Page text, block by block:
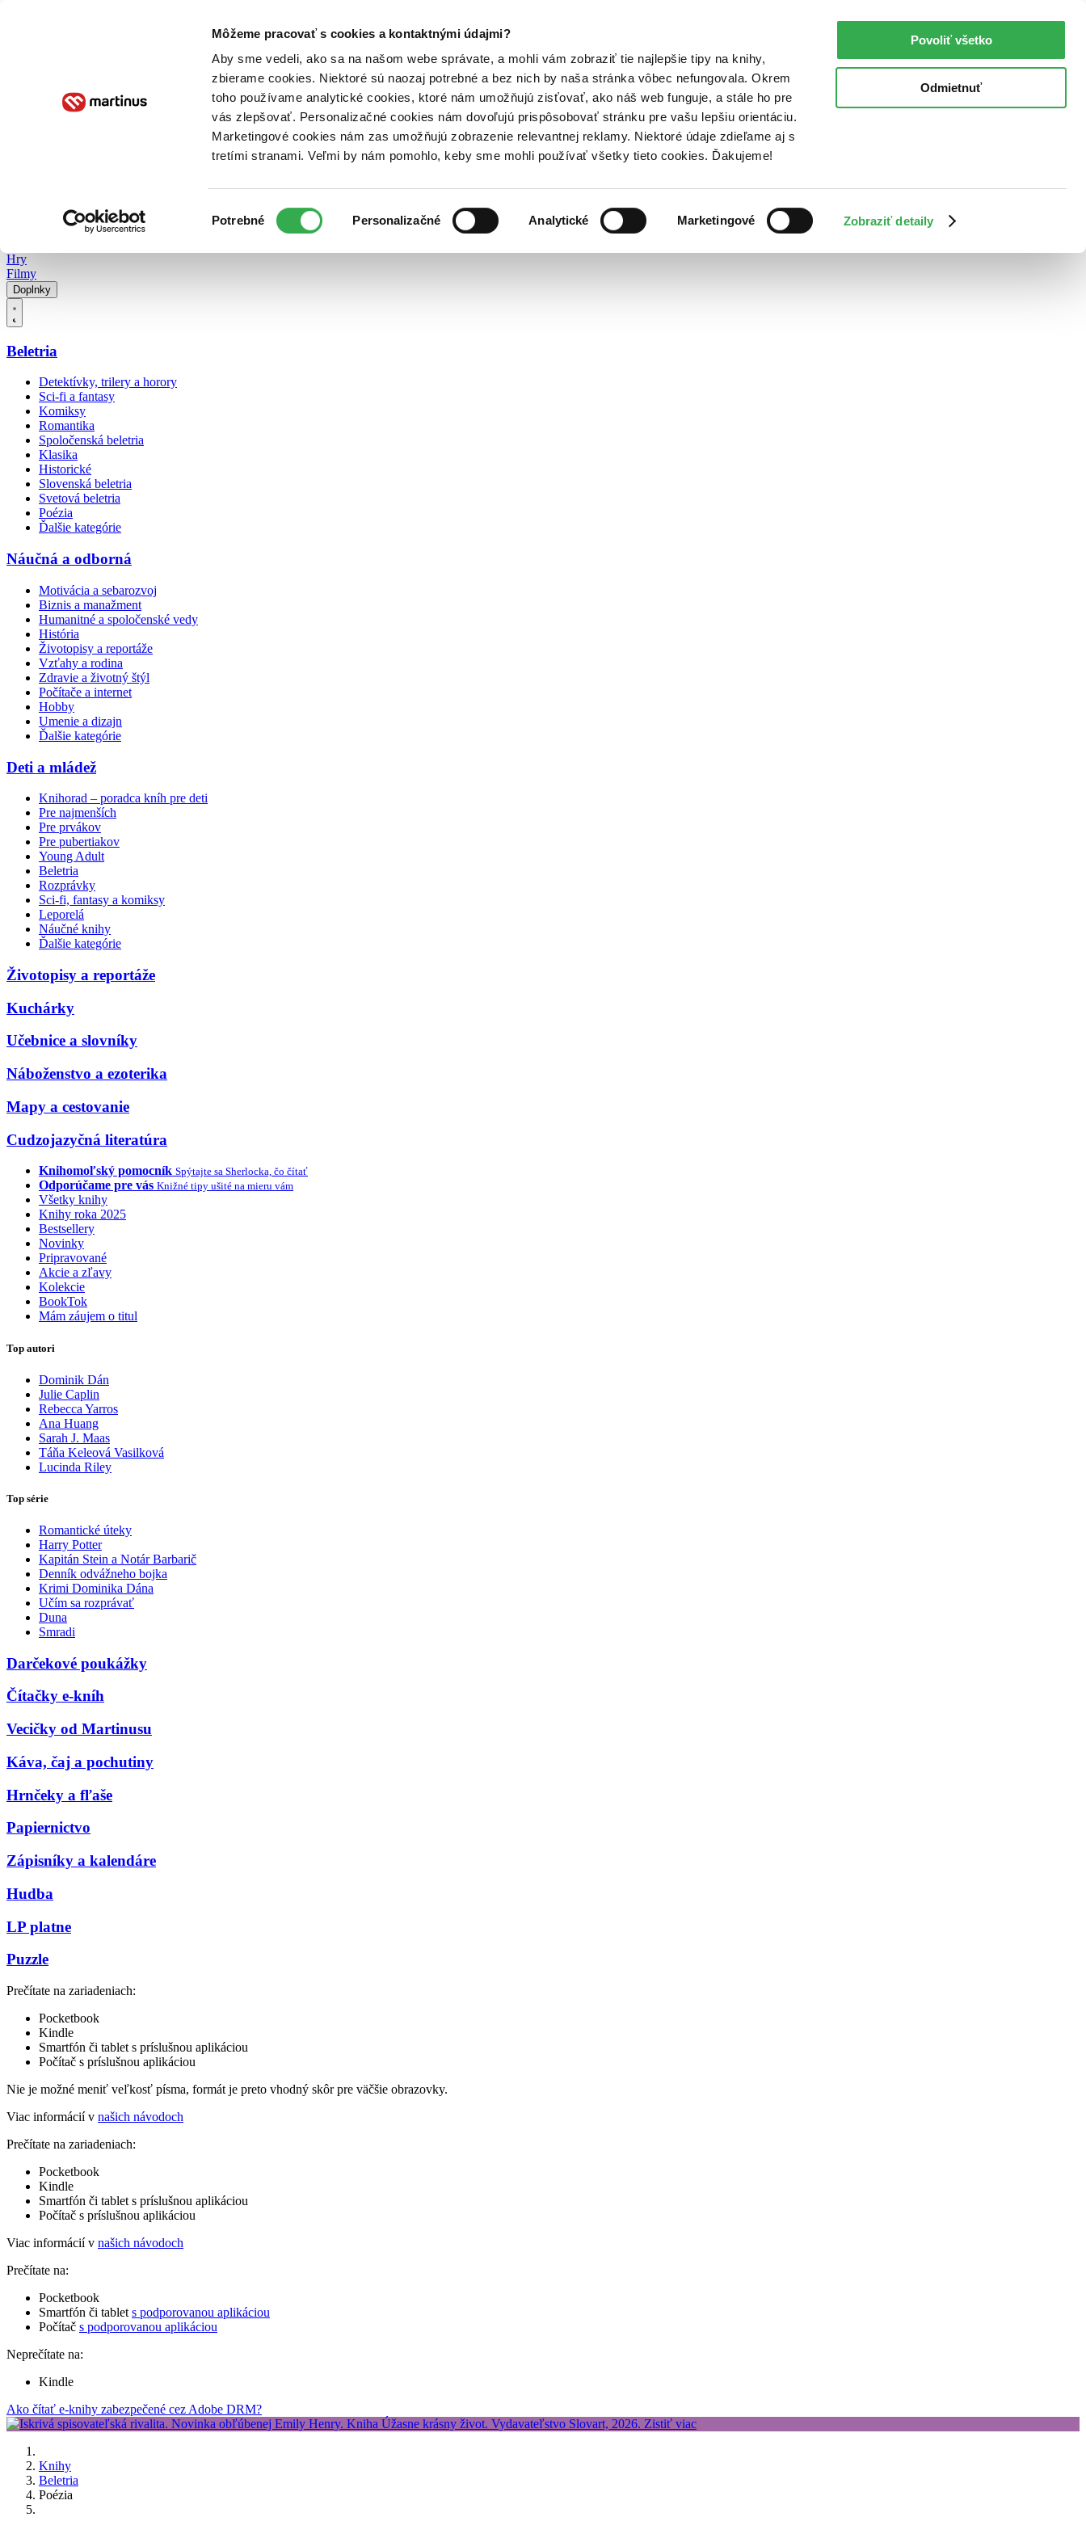
Môžeme pracovať s cookies a kontaktnými údajmi?
Aby sme vedeli, ako sa na našom webe správate, a mohli vám zobraziť tie najlepšie tipy na knihy,
zbierame cookies. Niektoré sú naozaj potrebné a bez nich by naša stránka vôbec nefungovala. Okrem
toho používame analytické cookies, ktoré nám umožňujú zisťovať, ako náš web funguje, a stále ho pre
vás zlepšovať. Personalizačné cookies nám dovoľujú prispôsobovať stránku pre vašu lepšiu orientáciu.
Marketingové cookies nám zas umožňujú zobrazenie relevantnej reklamy. Niektoré údaje zdieľame aj s
tretími stranami. Veľmi by nám pomohlo, keby sme mohli používať všetky tieto cookies. Ďakujeme!
súhlasu
Potrebné Personalizačné Analytické Marketingové Zobraziť detaily
Povoliť všetko
Odmietnuť
Poukážky Kontakt
Hry
Filmy
Doplnky
Beletria
Detektívky, trilery a horory
Sci-fi a fantasy
Komiksy
Romantika
Spoločenská beletria
Klasika
Historické
Slovenská beletria
Svetová beletria
Poézia
Ďalšie kategórie
Náučná a odborná
Motivácia a sebarozvoj
Biznis a manažment
Humanitné a spoločenské vedy
História
Životopisy a reportáže
Vzťahy a rodina
Zdravie a životný štýl
Počítače a internet
Hobby
Umenie a dizajn
Ďalšie kategórie
Deti a mládež
Knihorad – poradca kníh pre deti
Pre najmenších
Pre prvákov
Pre pubertiakov
Young Adult
Beletria
Rozprávky
Sci-fi, fantasy a komiksy
Leporelá
Náučné knihy
Ďalšie kategórie
Životopisy a reportáže
Kuchárky
Učebnice a slovníky
Náboženstvo a ezoterika
Mapy a cestovanie
Cudzojazyčná literatúra
Knihomoľský pomocník Spýtajte sa Sherlocka, čo čítať
Odporúčame pre vás Knižné tipy ušité na mieru vám
Všetky knihy
Knihy roka 2025
Bestsellery
Novinky
Pripravované
Akcie a zľavy
Kolekcie
BookTok
Mám záujem o titul
Top autori
Dominik Dán
Julie Caplin
Rebecca Yarros
Ana Huang
Sarah J. Maas
Táňa Keleová Vasilková
Lucinda Riley
Top série
Romantické úteky
Harry Potter
Kapitán Stein a Notár Barbarič
Denník odvážneho bojka
Krimi Dominika Dána
Učím sa rozprávať
Duna
Smradi
Darčekové poukážky
Čítačky e-kníh
Vecičky od Martinusu
Káva, čaj a pochutiny
Hrnčeky a fľaše
Papiernictvo
Zápisníky a kalendáre
Hudba
LP platne
Puzzle
Prečítate na zariadeniach:
Pocketbook
Kindle
Smartfón či tablet s príslušnou aplikáciou
Počítač s príslušnou aplikáciou
Nie je možné meniť veľkosť písma, formát je preto vhodný skôr pre väčšie obrazovky.
Viac informácií v našich návodoch
Prečítate na zariadeniach:
Pocketbook
Kindle
Smartfón či tablet s príslušnou aplikáciou
Počítač s príslušnou aplikáciou
Viac informácií v našich návodoch
Prečítate na:
Pocketbook
Smartfón či tablet s podporovanou aplikáciou
Počítač s podporovanou aplikáciou
Neprečítate na:
Kindle
Ako čítať e-knihy zabezpečené cez Adobe DRM?
Knihy
Beletria
Poézia